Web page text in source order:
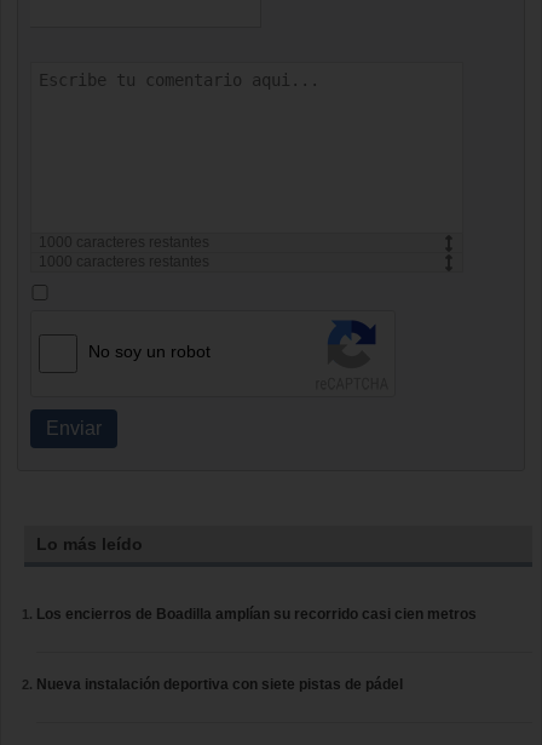
caracteres restantes
caracteres restantes
No soy un robot
Enviar
Lo más leído
Los encierros de Boadilla amplían su recorrido casi cien metros
Nueva instalación deportiva con siete pistas de pádel